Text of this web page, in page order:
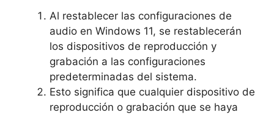
Al restablecer las configuraciones de
audio en Windows 11, se restablecerán
los dispositivos de reproducción y
grabación a las configuraciones
predeterminadas del sistema.
Esto significa que cualquier dispositivo de
reproducción o grabación que se haya